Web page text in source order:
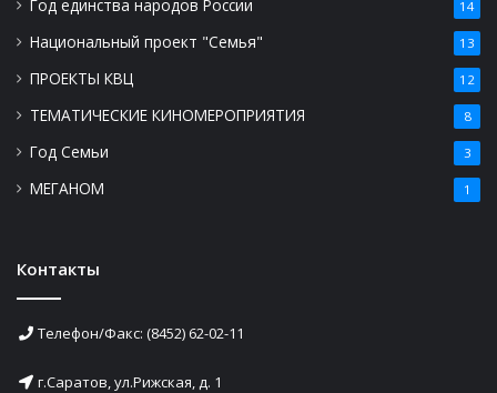
Год единства народов России 14
Национальный проект "Семья" 13
ПРОЕКТЫ КВЦ 12
ТЕМАТИЧЕСКИЕ КИНОМЕРОПРИЯТИЯ 8
Год Семьи 3
МЕГАНОМ 1
Контакты
Телефон/Факс: (8452) 62-02-11
г.Саратов, ул.Рижская, д. 1